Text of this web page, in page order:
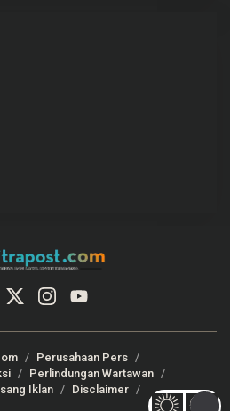
Perusahaan Pers
Perlindungan Wartawan
Iklan
Disclaimer